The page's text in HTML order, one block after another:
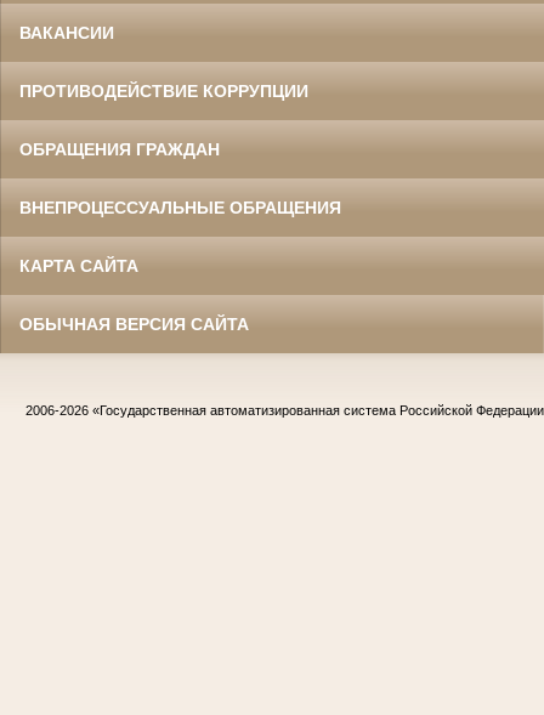
ВАКАНСИИ
ПРОТИВОДЕЙСТВИЕ КОРРУПЦИИ
ОБРАЩЕНИЯ ГРАЖДАН
ВНЕПРОЦЕССУАЛЬНЫЕ ОБРАЩЕНИЯ
КАРТА САЙТА
ОБЫЧНАЯ ВЕРСИЯ САЙТА
2006-2026 «Государственная автоматизированная система Российской